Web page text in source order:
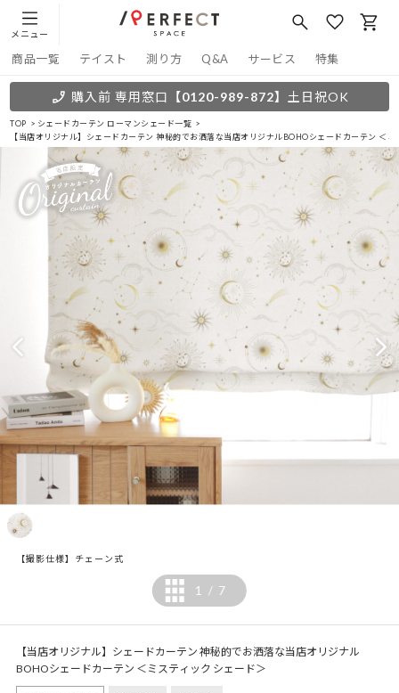
メニュー
商品一覧 テイスト 測り方 Q&A サービス 特集
購入前 専用窓口 【0120-989-872】 土日祝OK
TOP
シェードカーテン ローマンシェード一覧
【当店オリジナル】シェードカーテン 神秘的でお洒落な当店オリジナルBOHOシェードカーテン ＜
【撮影仕様】チェーン式
1 / 7
【当店オリジナル】シェードカーテン 神秘的でお洒落な当店オリジナル
BOHOシェードカーテン ＜ミスティック シェード＞